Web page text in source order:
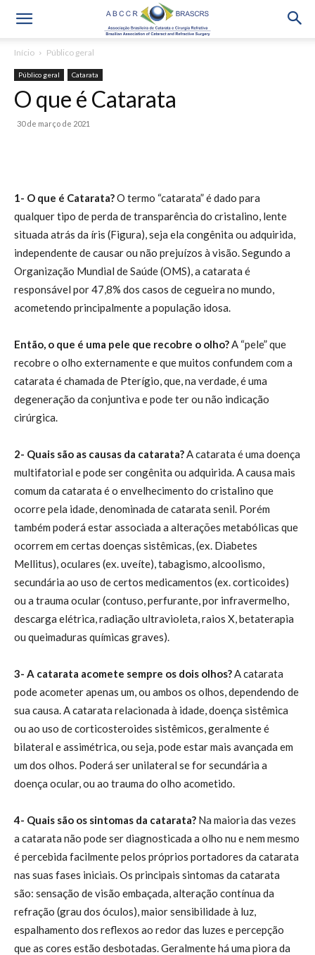
Início Público geral
Público geral Catarata
O que é Catarata
30 de março de 2021
1- O que é Catarata?O termo “catarata” é dado para
qualquer tipo de perda de transparência do cristalino, lente
situada atrás da íris (Figura), seja ela congênita ou adquirida,
independente de causar ou não prejuízos à visão. Segundo a
Organização Mundial de Saúde (OMS), a catarata é
responsável por 47,8% dos casos de cegueira no mundo,
acometendo principalmente a população idosa.
Então, o que é uma pele que recobre o olho?A “pele” que
recobre o olho externamente e que muitos confundem com a
catarata é chamada de Pterígio, que, na verdade, é uma
degeneração da conjuntiva e pode ter ou não indicação
cirúrgica.
2- Quais são as causas da catarata?A catarata é uma doença
multifatorial e pode ser congênita ou adquirida. A causa mais
comum da catarata é o envelhecimento do cristalino que
ocorre pela idade, denominada de catarata senil. Porém
também poderá estar associada a alterações metabólicas que
ocorrem em certas doenças sistêmicas, (ex. Diabetes
Mellitus), oculares (ex. uveíte), tabagismo, alcoolismo,
secundária ao uso de certos medicamentos (ex. corticoides)
ou a trauma ocular (contuso, perfurante, por infravermelho,
descarga elétrica, radiação ultravioleta, raios X, betaterapia
ou queimaduras químicas graves).
3- A catarata acomete sempre os dois olhos?A catarata
pode acometer apenas um, ou ambos os olhos, dependendo de
sua causa. A catarata relacionada à idade, doença sistêmica
ou ao uso de corticosteroides sistêmicos, geralmente é
bilateral e assimétrica, ou seja, pode estar mais avançada em
um dos olhos. Poderá ser unilateral se for secundária a
doença ocular, ou ao trauma do olho acometido.
4- Quais são os sintomas da catarata? Na maioria das vezes
a catarata não pode ser diagnosticada a olho nu e nem mesmo
é percebida facilmente pelos próprios portadores da catarata
nas suas fases iniciais. Os principais sintomas da catarata
são: sensação de visão embaçada, alteração contínua da
refração (grau dos óculos), maior sensibilidade à luz,
espalhamento dos reflexos ao redor das luzes e percepção
que as cores estão desbotadas. Geralmente há uma piora da